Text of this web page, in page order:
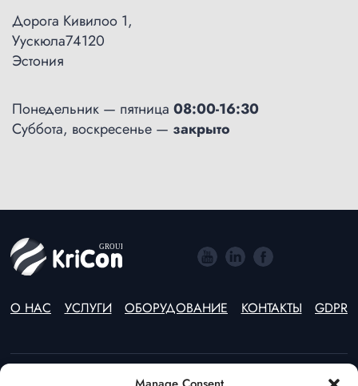
Дорога Кивилоо 1,
Уускюла74120
Эстония
Понедельник — пятница 08:00-16:30
Суббота, воскресенье — закрыто
О НАС УСЛУГИ ОБОРУДОВАНИЕ КОНТАКТЫ GDPR